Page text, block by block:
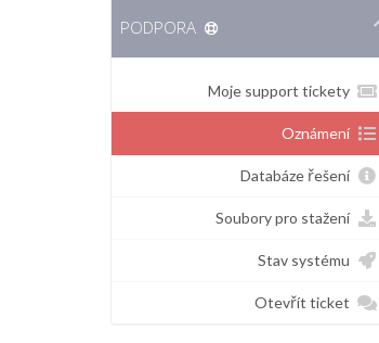
Moje support tickety
Oznámení
Databáze řešení
Soubory pro stažení